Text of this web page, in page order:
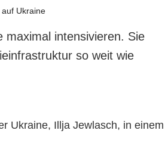
maximal intensivieren. Sie
so weit wie
Ukraine, Illja Jewlasch, in einem